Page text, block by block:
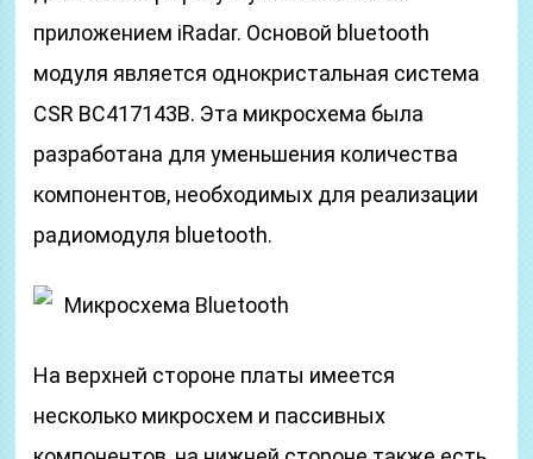
приложением iRadar. Основой bluetooth
модуля является однокристальная система
CSR BC417143B. Эта микросхема была
разработана для уменьшения количества
компонентов, необходимых для реализации
радиомодуля bluetooth.
Микросхема Bluetooth
На верхней стороне платы имеется
несколько микросхем и пассивных